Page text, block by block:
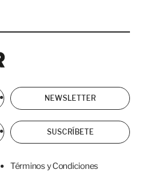
NEWSLETTER
SUSCRÍBETE
Términos y Condiciones